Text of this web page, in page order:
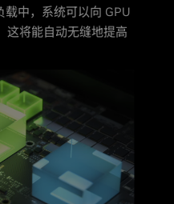
载中，系统可以向 GPU
这将能自动无缝地提高